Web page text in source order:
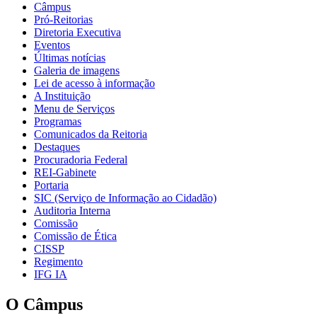
Câmpus
Pró-Reitorias
Diretoria Executiva
Eventos
Últimas notícias
Galeria de imagens
Lei de acesso à informação
A Instituição
Menu de Serviços
Programas
Comunicados da Reitoria
Destaques
Procuradoria Federal
REI-Gabinete
Portaria
SIC (Serviço de Informação ao Cidadão)
Auditoria Interna
Comissão
Comissão de Ética
CISSP
Regimento
IFG IA
O Câmpus